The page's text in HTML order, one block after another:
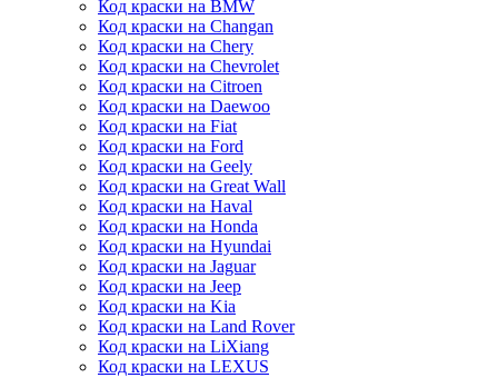
Код краски на BMW
Код краски на Changan
Код краски на Chery
Код краски на Chevrolet
Код краски на Citroen
Код краски на Daewoo
Код краски на Fiat
Код краски на Ford
Код краски на Geely
Код краски на Great Wall
Код краски на Haval
Код краски на Honda
Код краски на Hyundai
Код краски на Jaguar
Код краски на Jeep
Код краски на Kia
Код краски на Land Rover
Код краски на LiXiang
Код краски на LEXUS